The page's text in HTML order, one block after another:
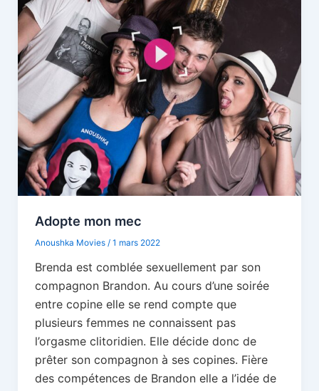
Adopte mon mec
Anoushka Movies / 1 mars 2022
Brenda est comblée sexuellement par son
compagnon Brandon. Au cours d’une soirée
entre copine elle se rend compte que
plusieurs femmes ne connaissent pas
l’orgasme clitoridien. Elle décide donc de
prêter son compagnon à ses copines. Fière
des compétences de Brandon elle a l’idée de